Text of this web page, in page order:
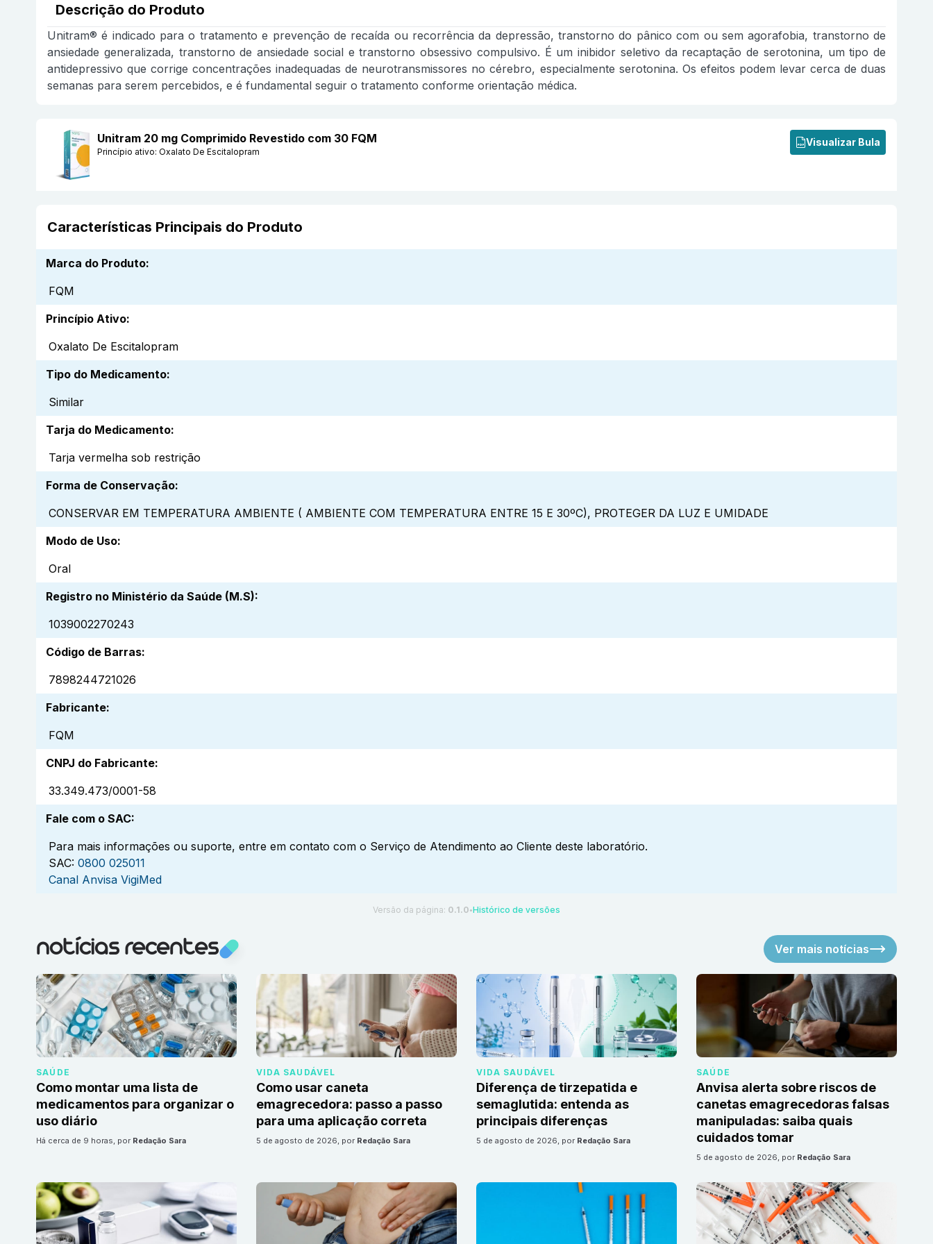
Descrição do Produto
Unitram® é indicado para o tratamento e prevenção de recaída ou recorrência da depressão, transtorno do pânico com ou sem agorafobia, transtorno de
ansiedade generalizada, transtorno de ansiedade social e transtorno obsessivo compulsivo. É um inibidor seletivo da recaptação de serotonina, um tipo de
antidepressivo que corrige concentrações inadequadas de neurotransmissores no cérebro, especialmente serotonina. Os efeitos podem levar cerca de duas
semanas para serem percebidos, e é fundamental seguir o tratamento conforme orientação médica.
Unitram 20 mg Comprimido Revestido com 30 FQM
Princípio ativo: Oxalato De Escitalopram
Visualizar Bula
Características Principais do Produto
Marca do Produto:
FQM
Princípio Ativo:
Oxalato De Escitalopram
Tipo do Medicamento:
Similar
Tarja do Medicamento:
Tarja vermelha sob restrição
Forma de Conservação:
CONSERVAR EM TEMPERATURA AMBIENTE ( AMBIENTE COM TEMPERATURA ENTRE 15 E 30ºC), PROTEGER DA LUZ E UMIDADE
Modo de Uso:
Oral
Registro no Ministério da Saúde (M.S):
1039002270243
Código de Barras:
7898244721026
Fabricante:
FQM
CNPJ do Fabricante:
33.349.473/0001-58
Fale com o SAC:
Para mais informações ou suporte, entre em contato com o Serviço de Atendimento ao Cliente deste laboratório.
SAC: 0800 025011
Canal Anvisa VigiMed
Versão da página: 0.1.0 ●Histórico de versões
notícias recentes Ver mais notícias
SAÚDE
Como montar uma lista de
medicamentos para organizar o
uso diário
há cerca de 9 horas, por Redação Sara
VIDA SAUDÁVEL
Como usar caneta
emagrecedora: passo a passo
para uma aplicação correta
5 de agosto de 2026, por Redação Sara
VIDA SAUDÁVEL
Diferença de tirzepatida e
semaglutida: entenda as
principais diferenças
5 de agosto de 2026, por Redação Sara
SAÚDE
Anvisa alerta sobre riscos de
canetas emagrecedoras falsas
manipuladas: saiba quais
cuidados tomar
5 de agosto de 2026, por Redação Sara